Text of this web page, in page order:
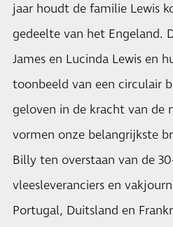
jaar houdt de familie Lewis
gedeelte van het Engeland.
James en Lucinda Lewis en
toonbeeld van een circulair
geloven in de kracht van de
vormen onze belangrijkste
Billy ten overstaan van de
vleesleveranciers en
Portugal, Duitsland en